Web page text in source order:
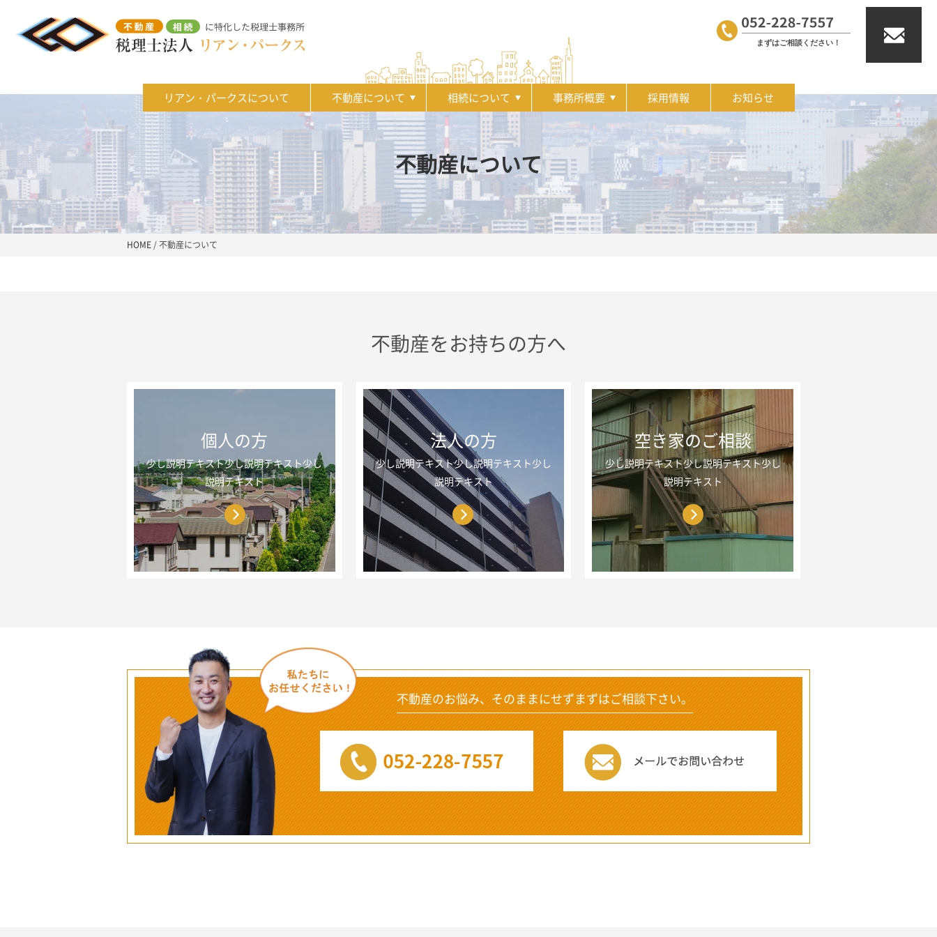
リアン・パークスについて 不動産について 相続について 事務所概要 採用情報 お知らせ
不動産について
HOME /不動産について
不動産をお持ちの方へ
個人の方
少し説明テキスト少し説明テキスト少し
説明テキスト
法人の方
少し説明テキスト少し説明テキスト少し
説明テキスト
空き家のご相談
少し説明テキスト少し説明テキスト少し
説明テキスト
不動産のお悩み、そのままにせずまずはご相談下さい。